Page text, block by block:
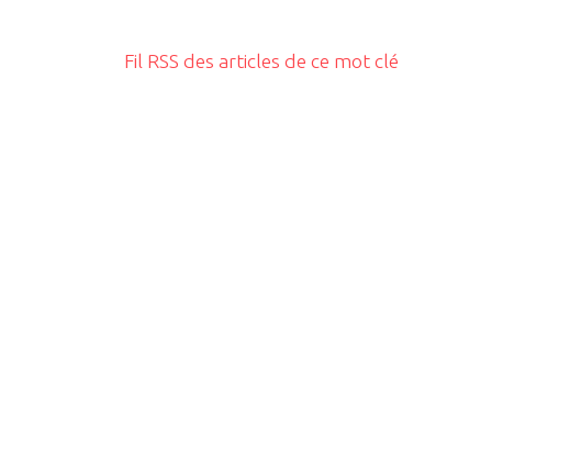
Fil RSS des articles de ce mot clé